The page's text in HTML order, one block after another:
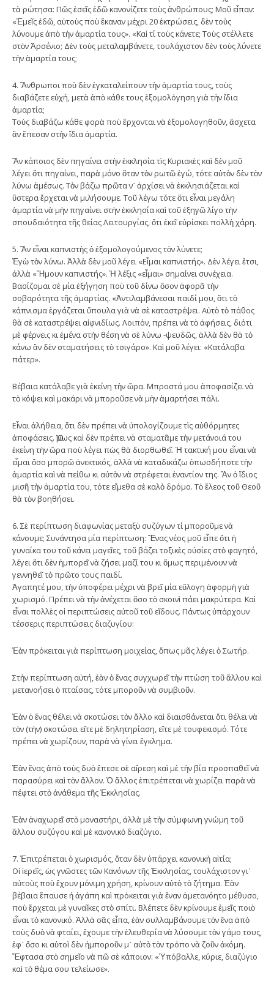
τὰ ρώτησα: Πῶς ἐσεῖς ἐδῶ κανονίζετε τοὺς ἀνθρώπους; Μοῦ εἶπαν:
«Ἐμεῖς ἐδῶ, αὐτοὺς ποὺ ἔκαναν μέχρι 20 ἐκτρώσεις, δὲν τοὺς
λύνουμε ἀπὸ τὴν ἁμαρτία τους». «Καὶ τί τοὺς κάνετε; Τοὺς στέλλετε
στὸν Ἀρσένιο; Δὲν τοὺς μεταλαμβάνετε, τουλάχιστον δὲν τοὺς λύνετε
τὴν ἁμαρτία τους;
4. Ἄνθρωποι ποὺ δὲν ἐγκαταλείπουν τὴν ἁμαρτία τους, τοὺς
διαβάζετε εὐχή, μετὰ ἀπὸ κάθε τους ἐξομολόγηση γιὰ τὴν ἴδια
ἁμαρτία;
Τοὺς διαβάζω κάθε φορὰ ποὺ ἔρχονται νὰ ἐξομολογηθοῦν, ἄσχετα
ἂν ἔπεσαν στὴν ἴδια ἁμαρτία.
Ἂν κάποιος δὲν πηγαίνει στὴν ἐκκλησία τὶς Κυριακὲς καὶ δὲν μοῦ
λέγει ὅτι πηγαίνει, παρὰ μόνο ὅταν τὸν ρωτῶ ἐγώ, τότε αὐτὸν δὲν τὸν
λύνω ἀμέσως. Τὸν βάζω πρῶτα ν᾿ ἀρχίσει νὰ ἐκκλησιάζεται καὶ
ὕστερα ἔρχεται νὰ μιλήσουμε. Τοῦ λέγω τότε ὅτι εἶναι μεγάλη
ἁμαρτία νὰ μὴν πηγαίνει στὴν ἐκκλησία καὶ τοῦ ἐξηγῶ λίγο τὴν
σπουδαιότητα τῆς θείας Λειτουργίας, ὅτι ἐκεῖ εὑρίσκει πολλὴ χάρη.
5. Ἂν εἶναι καπνιστὴς ὁ ἐξομολογούμενος τὸν λύνετε;
Ἐγὼ τὸν λύνω. Ἀλλὰ δὲν μοῦ λέγει «Εἶμαι καπνιστής». Δὲν λέγει ἔτσι,
ἀλλὰ «Ἤμουν καπνιστής». Ἡ λέξις «εἶμαι» σημαίνει συνέχεια.
Βασίζομαι σὲ μία ἐξήγηση ποὺ τοῦ δίνω ὅσον ἀφορᾶ τὴν
σοβαρότητα τῆς ἁμαρτίας. «Ἀντιλαμβάνεσαι παιδί μου, ὅτι τὸ
κάπνισμα ἐργάζεται ὕπουλα γιὰ νὰ σὲ καταστρέψει. Αὐτὸ τὸ πάθος
θὰ σὲ καταστρέψει αἰφνιδίως. Λοιπόν, πρέπει νὰ τὸ ἀφήσεις, διότι
μὲ φέρνεις κι ἐμένα στὴν θέση νὰ σὲ λύνω -ψευδῶς, ἀλλὰ δὲν θὰ τὸ
κάνω ἂν δὲν σταματήσεις τὸ τσιγάρο». Καὶ μοῦ λέγει: «Κατάλαβα
πάτερ».
Βέβαια κατάλαβε γιὰ ἐκείνη τὴν ὥρα. Μπροστά μου ἀποφασίζει νὰ
τὸ κόψει καὶ μακάρι νὰ μποροῦσε νὰ μὴν ἁμαρτήσει πάλι.
Εἶναι ἀλήθεια, ὅτι δὲν πρέπει νὰ ὑπολογίζουμε τὶς αὐθόρμητες
ἀποφάσεις. Ὅμως καὶ δὲν πρέπει νὰ σταματᾶμε τὴν μετάνοιά του
ἐκείνη τὴν ὥρα ποὺ λέγει πὼς θὰ διορθωθεῖ. Ἡ τακτική μου εἶναι νὰ
εἶμαι ὅσο μπορῶ ἀνεκτικός, ἀλλὰ νὰ καταδικάζω ὁπωσδήποτε τὴν
ἁμαρτία καὶ νὰ πείθω κι αὐτὸν νὰ στρέφεται ἐναντίον της. Ἂν ὁ ἴδιος
μισῆ τὴν ἁμαρτία του, τότε εἴμεθα σὲ καλὸ δρόμο. Τὸ ἔλεος τοῦ Θεοῦ
θὰ τὸν βοηθήσει.
6. Σὲ περίπτωση διαφωνίας μεταξὺ συζύγων τί μποροῦμε νὰ
κάνουμε; Συνάντησα μία περίπτωση: Ἕνας νέος μοῦ εἶπε ὅτι ἡ
γυναίκα του τοῦ κάνει μαγεῖες, τοῦ βάζει τοξικὲς οὐσίες στὸ φαγητό,
λέγει ὅτι δὲν ἠμπορεῖ νὰ ζήσει μαζί του κι ὅμως περιμένουν νὰ
γεννηθεῖ τὸ πρῶτο τους παιδί.
Ἀγαπητέ μου, τὴν ὑποφέρει μέχρι νὰ βρεῖ μία εὔλογη ἀφορμὴ γιὰ
χωρισμό. Πρέπει νὰ τὴν ἀνέχεται ὅσο τὸ σκοινὶ πάει μακρύτερα. Καὶ
εἶναι πολλὲς οἱ περιπτώσεις αὐτοῦ τοῦ εἴδους. Πάντως ὑπάρχουν
τέσσερις περιπτώσεις διαζυγίου:
Ἐὰν πρόκειται γιὰ περίπτωση μοιχείας, ὅπως μᾶς λέγει ὁ Σωτήρ.
Στὴν περίπτωση αὐτή, ἐὰν ὁ ἕνας συγχωρεῖ τὴν πτώση τοῦ ἄλλου καὶ
μετανοήσει ὁ πταίσας, τότε μποροῦν νὰ συμβιοῦν.
Ἐὰν ὁ ἕνας θέλει νὰ σκοτώσει τὸν ἄλλο καὶ διαισθάνεται ὅτι θέλει νὰ
τὸν (τὴν) σκοτώσει εἴτε μὲ δηλητηρίαση, εἴτε μὲ τουφεκισμό. Τότε
πρέπει νὰ χωρίζουν, παρὰ νὰ γίνει ἔγκλημα.
Ἐὰν ἕνας ἀπὸ τοὺς δυὸ ἔπεσε σὲ αἵρεση καὶ μὲ τὴν βία προσπαθεῖ νὰ
παρασύρει καὶ τὸν ἄλλον. Ὁ ἄλλος ἐπιτρέπεται νὰ χωρίζει παρὰ νὰ
πέφτει στὸ ἀνάθεμα τῆς Ἐκκλησίας.
Ἐὰν ἀναχωρεῖ στὸ μοναστήρι, ἀλλὰ μὲ τὴν σύμφωνη γνώμη τοῦ
ἄλλου συζύγου καὶ μὲ κανονικὸ διαζύγιο.
7. Ἐπιτρέπεται ὁ χωρισμός, ὅταν δὲν ὑπάρχει κανονικὴ αἰτία;
Οἱ ἱερεῖς, ὡς γνῶστες τῶν Κανόνων τῆς Ἐκκλησίας, τουλάχιστον γι᾿
αὐτοὺς ποὺ ἔχουν μόνιμη χρήση, κρίνουν αὐτὸ τὸ ζήτημα. Ἐὰν
βέβαια ἔπαυσε ἡ ἀγάπη καὶ πρόκειται γιὰ ἕναν ἀμετανόητο μέθυσο,
ποὺ ἔρχεται μὲ γυναῖκες στὸ σπίτι. Βλέπετε δὲν κρίνουμε ἐμεῖς ποιὸ
εἶναι τὸ κανονικό. Ἀλλὰ σᾶς εἶπα, ἐὰν συλλαμβάνουμε τὸν ἕνα ἀπὸ
τοὺς δυὸ νὰ φταίει, ἔχουμε τὴν ἐλευθερία νὰ λύσουμε τὸν γάμο τους,
ἐφ᾿ ὅσο κι αὐτοὶ δὲν ἠμποροῦν μ᾿ αὐτὸ τὸν τρόπο νὰ ζοῦν ἀκόμη.
Ἔφτασα στὸ σημεῖο νὰ πῶ σὲ κάποιον: «Ὑπόβαλλε, κύριε, διαζύγιο
καὶ τὸ θέμα σου τελείωσε».